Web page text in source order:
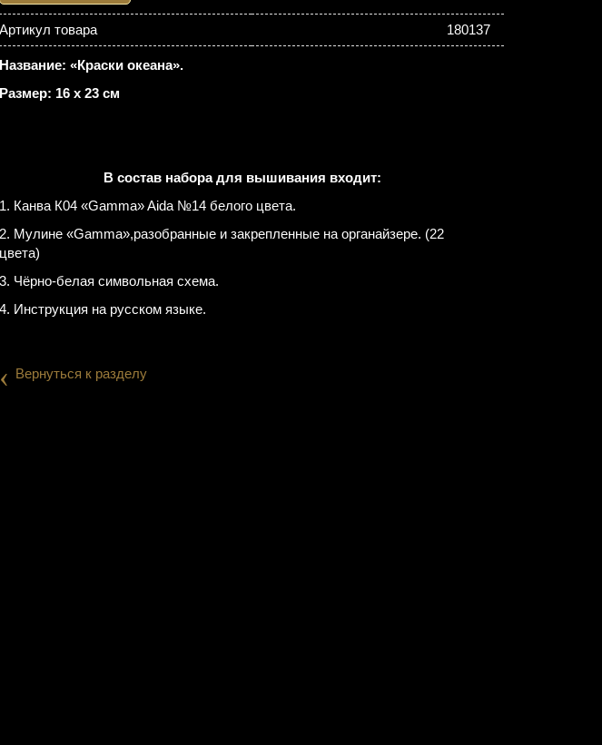
Артикул товара 180137
Название: «Краски океана».
Размер: 16 х 23 см
В состав набора для вышивания входит:
1. Канва К04 «Gamma» Aida №14 белого цвета.
2. Мулине «Gamma»,разобранные и закрепленные на органайзере. (22
цвета)
3. Чёрно-белая символьная схема.
4. Инструкция на русском языке.
‹ Вернуться к разделу